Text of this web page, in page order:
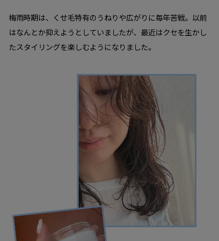
梅雨時期は、くせ毛特有のうねりや広がりに毎年苦戦。以前
はなんとか抑えようとしていましたが、最近はクセを生かし
たスタイリングを楽しむようになりました。